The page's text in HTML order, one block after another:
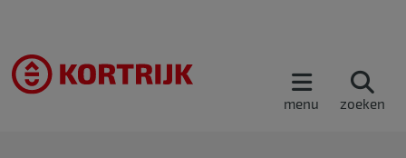
menu zoeken